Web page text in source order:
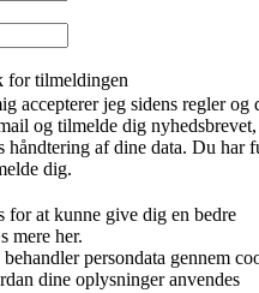
for tilmeldingen
accepterer jeg sidens regler og
og tilmelde dig
håndtering af dine data. Du har
dig.
for at kunne give dig en bedre
mere her.
persondata gennem
dine oplysninger anvendes